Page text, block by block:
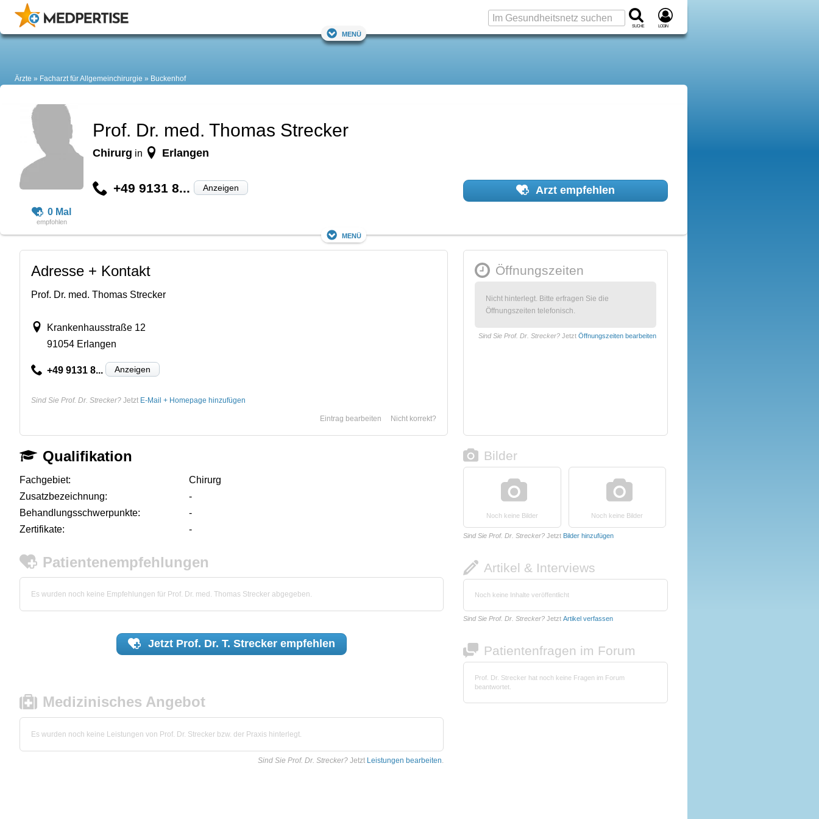
Suche Login
Menü
Ärzte Facharzt für Allgemeinchirurgie Buckenhof
0 Mal
Prof. Dr. med. Thomas Strecker
Chirurg in Erlangen
+49 9131 8... Anzeigen Arzt empfehlen
Menü
Adresse + Kontakt
Prof. Dr. med. Thomas Strecker
Krankenhausstraße 12
91054 Erlangen
+49 9131 8... Anzeigen
Sind Sie Prof. Dr. Strecker? Jetzt E-Mail + Homepage hinzufügen
Nicht korrekt?
Eintrag bearbeiten
Öffnungszeiten
Nicht hinterlegt. Bitte erfragen Sie die
Öffnungszeiten telefonisch.
Sind Sie Prof. Dr. Strecker? Jetzt Öffnungszeiten bearbeiten
Qualifikation
Fachgebiet:
Chirurg
Zusatzbezeichnung:
-
Behandlungsschwerpunkte:
-
Zertifikate:
-
Patientenempfehlungen
Es wurden noch keine Empfehlungen für Prof. Dr. med. Thomas Strecker abgegeben.
Jetzt Prof. Dr. T. Strecker empfehlen
Medizinisches Angebot
Es wurden noch keine Leistungen von Prof. Dr. Strecker bzw. der Praxis hinterlegt.
Sind Sie Prof. Dr. Strecker? Jetzt Leistungen bearbeiten.
Bilder
Noch keine Bilder Noch keine Bilder
Sind Sie Prof. Dr. Strecker? Jetzt Bilder hinzufügen
Artikel & Interviews
Noch keine Inhalte veröffentlicht
Sind Sie Prof. Dr. Strecker? Jetzt Artikel verfassen
Patientenfragen im Forum
Prof. Dr. Strecker hat noch keine Fragen im Forum
beantwortet.